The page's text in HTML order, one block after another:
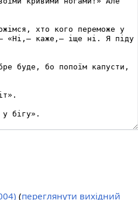
(переглянути вихідний